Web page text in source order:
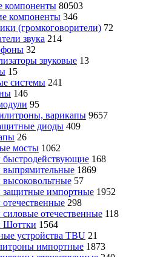
компоненты 80503
компоненты 346
(громкоговорители) 72
звука 214
32
звуковые 13
15
системы 241
146
95
варикапы 9657
диоды 409
26
мосты 1062
168
1869
57
импортные 1952
298
отечественные 118
Шоттки 1564
устройства TBU 21
импортные 1873